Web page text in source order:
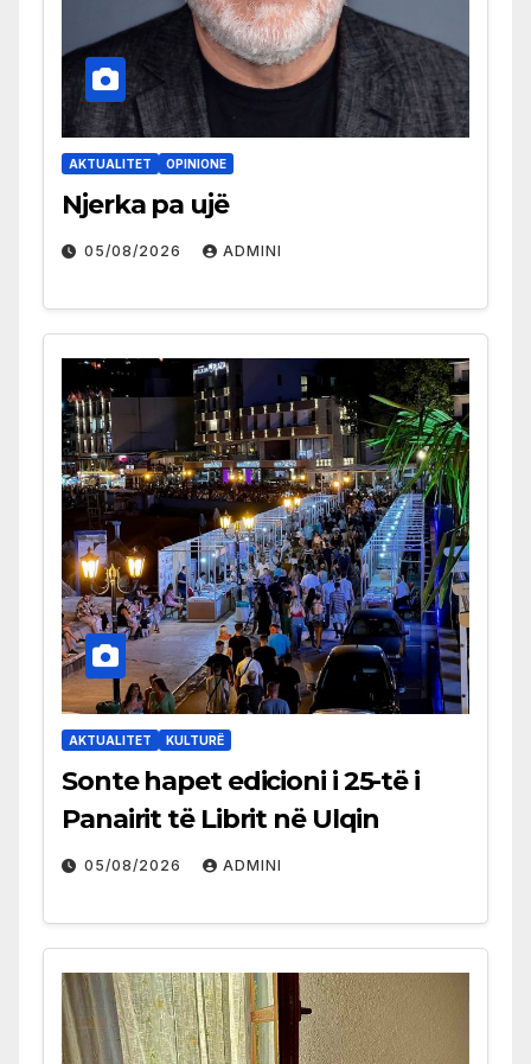
AKTUALITET OPINIONE
Njerka pa ujë
05/08/2026 ADMINI
AKTUALITET KULTURË
Sonte hapet edicioni i 25-të i
Panairit të Librit në Ulqin
05/08/2026 ADMINI